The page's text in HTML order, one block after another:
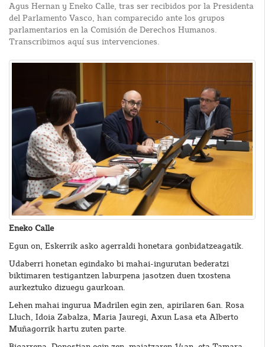
Agus Hernan y Eneko Calle, tras ser recibidos por la Presidenta
del Parlamento Vasco, han comparecido ante los grupos
parlamentarios en la Comisión de Derechos Humanos.
Transcribimos aquí sus intervenciones.
Eneko Calle
Egun on, Eskerrik asko agerraldi honetara gonbidatzeagatik.
Udaberri honetan egindako bi mahai-ingurutan bederatzi
biktimaren testigantzen laburpena jasotzen duen txostena
aurkeztuko dizuegu gaurkoan.
Lehen mahai ingurua Madrilen egin zen, apirilaren 6an. Rosa
Lluch, Idoia Zabalza, Maria Jauregi, Axun Lasa eta Alberto
Muñagorrik hartu zuten parte.